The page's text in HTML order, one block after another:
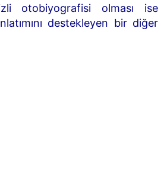
otobiyografisi olması ise
destekleyen bir diğer